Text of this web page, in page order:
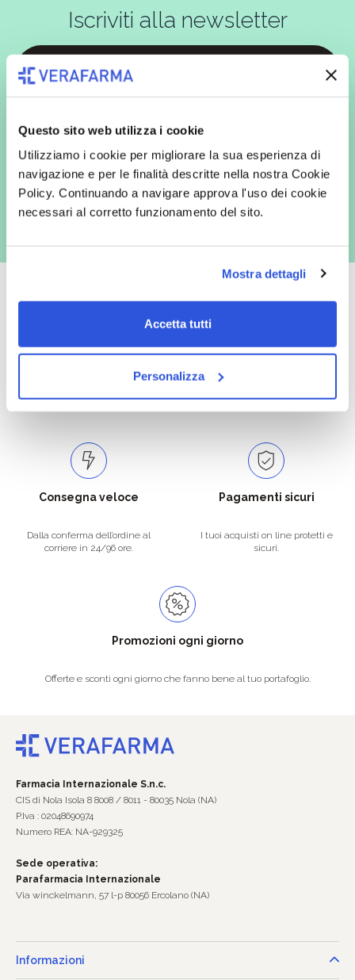
Questo sito web utilizza i cookie
Utilizziamo i cookie per migliorare la sua esperienza di
navigazione e per le finalità descritte nella nostra Cookie
Policy. Continuando a navigare approva l'uso dei cookie
necessari al corretto funzionamento del sito.
Mostra dettagli
Accetta tutti
Personalizza
Iscriviti alla newsletter
espressamente al trattamento dei miei dati personali per finalità
commerciali da parte di Verafarma, tra cui invio di comunicazioni
marketing (con modalità telematiche - quali ad es. newsletter ed e-mail
con inviti e comunicazioni commerciali - e modalità tradizionali, quali ad
es. posta cartacea)
Catalogo prodotti ampio e completo
Con un acquisto minimo di 29.90 €
Consegna veloce
Dalla conferma dell’ordine al
corriere in 24/96 ore.
Pagamenti sicuri
I tuoi acquisti on line protetti e
sicuri.
Promozioni ogni giorno
Offerte e sconti ogni giorno che fanno bene al tuo portafoglio.
Farmacia Internazionale S.n.c.
CIS di Nola Isola 8 8008 / 8011 - 80035 Nola (NA)
P.Iva : 02048690974
Numero REA: NA-929325
Sede operativa:
Parafarmacia Internazionale
Via winckelmann, 57 l-p 80056 Ercolano (NA)
Informazioni